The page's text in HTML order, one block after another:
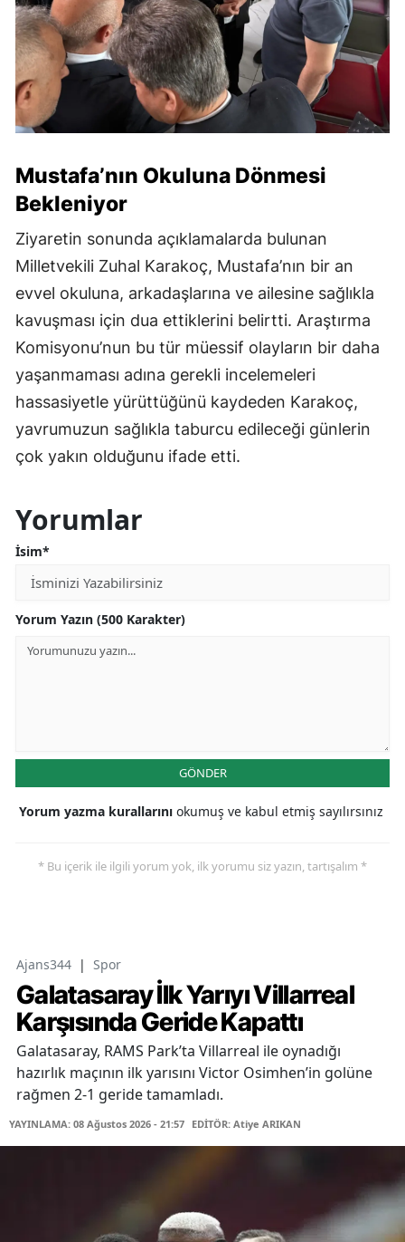
Mustafa’nın Okuluna Dönmesi
Bekleniyor
Ziyaretin sonunda açıklamalarda bulunan
Milletvekili Zuhal Karakoç, Mustafa’nın bir an
evvel okuluna, arkadaşlarına ve ailesine sağlıkla
kavuşması için dua ettiklerini belirtti. Araştırma
Komisyonu’nun bu tür müessif olayların bir daha
yaşanmaması adına gerekli incelemeleri
hassasiyetle yürüttüğünü kaydeden Karakoç,
yavrumuzun sağlıkla taburcu edileceği günlerin
çok yakın olduğunu ifade etti.
Yorumlar
İsim*
Yorum Yazın (500 Karakter)
GÖNDER
Yorum yazma kurallarını okumuş ve kabul etmiş sayılırsınız
* Bu içerik ile ilgili yorum yok, ilk yorumu siz yazın, tartışalım *
Ajans344 | Spor
Galatasaray İlk Yarıyı Villarreal
Karşısında Geride Kapattı
Galatasaray, RAMS Park’ta Villarreal ile oynadığı
hazırlık maçının ilk yarısını Victor Osimhen’in golüne
rağmen 2-1 geride tamamladı.
YAYINLAMA: 08 Ağustos 2026 - 21:57 EDİTÖR: Atiye ARIKAN